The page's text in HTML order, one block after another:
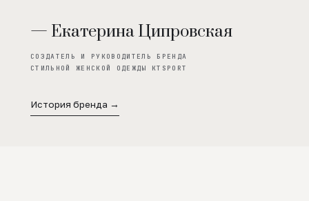
— Екатерина Ципровская
СОЗДАТЕЛЬ И РУКОВОДИТЕЛЬ БРЕНДА
СТИЛЬНОЙ ЖЕНСКОЙ ОДЕЖДЫ KTSPORT
История бренда →